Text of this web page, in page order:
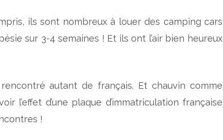
ils sont nombreux à louer des camping cars
sur 3-4 semaines ! Et ils ont l’air bien heureux
rencontré autant de français. Et chauvin comme
l’effet d’une plaque d’immatriculation française
!